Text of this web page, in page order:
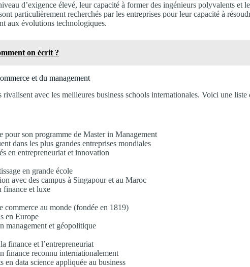
d’exigence élevé, leur capacité à former des ingénieurs polyvalents et
particulièrement recherchés par les entreprises pour leur capacité à
aux évolutions technologiques.
on écrit ?
et du management
rivalisent avec les meilleures business schools internationales. Voici une liste
pour son programme de Master in Management
dans les plus grandes entreprises mondiales
en entrepreneuriat et innovation
en grande école
avec des campus à Singapour et au Maroc
finance et luxe
commerce au monde (fondée en 1819)
en Europe
management et géopolitique
finance et l’entrepreneuriat
finance reconnu internationalement
en data science appliquée au business